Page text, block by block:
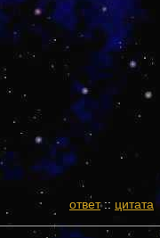
ответ:: цитата